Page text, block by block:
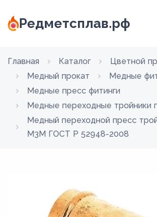
Редметсплав.рф
Главная Каталог
Цветной
Медный прокат
Медные
Медные пресс фитинги
Медные переходные тройники
Медный переходной пресс
М3М ГОСТ Р 52948-2008